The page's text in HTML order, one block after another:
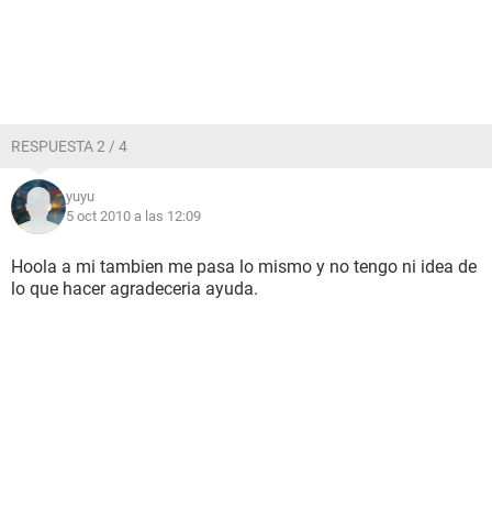
RESPUESTA 2 / 4
yuyu
5 oct 2010 a las 12:09
Hoola a mi tambien me pasa lo mismo y no tengo ni idea de
lo que hacer agradeceria ayuda.